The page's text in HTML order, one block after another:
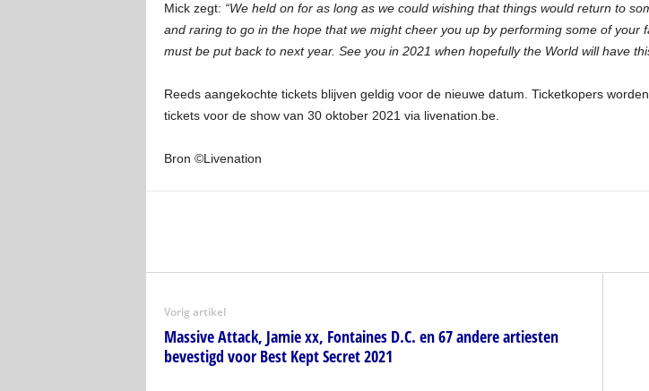
Mick zegt: “We held on for as long as we could wishing that things would return to
and raring to go in the hope that we might cheer you up by performing some of your
must be put back to next year. See you in 2021 when hopefully the World will have
Reeds aangekochte tickets blijven geldig voor de nieuwe datum. Ticketkopers
tickets voor de show van 30 oktober 2021 via livenation.be.
Bron ©Livenation
Vorig artikel
Massive Attack, Jamie xx, Fontaines D.C. en 67 andere artiesten
bevestigd voor Best Kept Secret 2021